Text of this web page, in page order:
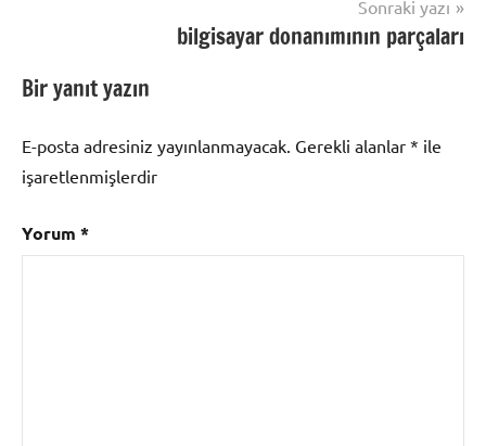
Sonraki yazı
bilgisayar donanımının parçaları
Bir yanıt yazın
E-posta adresiniz yayınlanmayacak. Gerekli alanlar * ile
işaretlenmişlerdir
Yorum *